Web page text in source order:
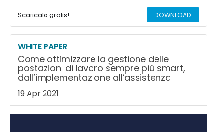
Scaricalo gratis! DOWNLOAD
WHITE PAPER
Come ottimizzare la gestione delle
postazioni di lavoro sempre più smart,
dall’implementazione all’assistenza
19 Apr 2021